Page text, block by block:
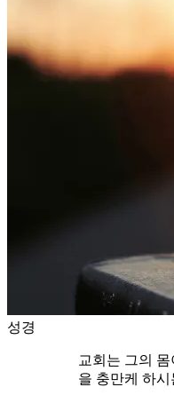
성경
교회는 그의
을 충만케 하